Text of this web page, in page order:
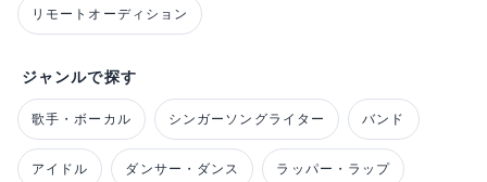
リモートオーディション
ジャンルで探す
歌手・ボーカル シンガーソングライター バンド
アイドル ダンサー・ダンス ラッパー・ラップ